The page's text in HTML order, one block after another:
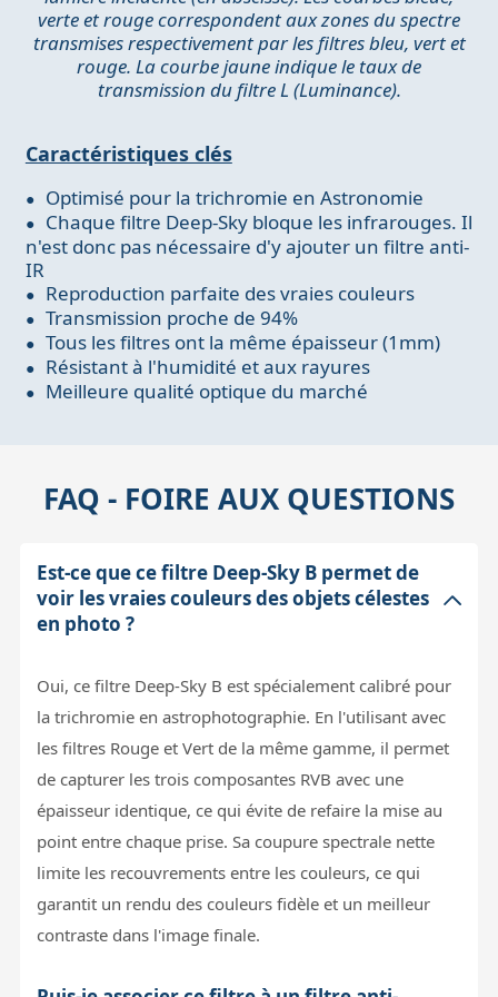
verte et rouge correspondent aux zones du spectre
transmises respectivement par les filtres bleu, vert et
rouge. La courbe jaune indique le taux de
transmission du filtre L (Luminance).
Caractéristiques clés
Optimisé pour la trichromie en Astronomie
Chaque filtre Deep-Sky bloque les infrarouges. Il
n'est donc pas nécessaire d'y ajouter un filtre anti-
IR
Reproduction parfaite des vraies couleurs
Transmission proche de 94%
Tous les filtres ont la même épaisseur (1mm)
Résistant à l'humidité et aux rayures
Meilleure qualité optique du marché
FAQ - FOIRE AUX QUESTIONS
Est-ce que ce filtre Deep-Sky B permet de
voir les vraies couleurs des objets célestes
en photo ?
Oui, ce filtre Deep-Sky B est spécialement calibré pour
la trichromie en astrophotographie. En l'utilisant avec
les filtres Rouge et Vert de la même gamme, il permet
de capturer les trois composantes RVB avec une
épaisseur identique, ce qui évite de refaire la mise au
point entre chaque prise. Sa coupure spectrale nette
limite les recouvrements entre les couleurs, ce qui
garantit un rendu des couleurs fidèle et un meilleur
contraste dans l'image finale.